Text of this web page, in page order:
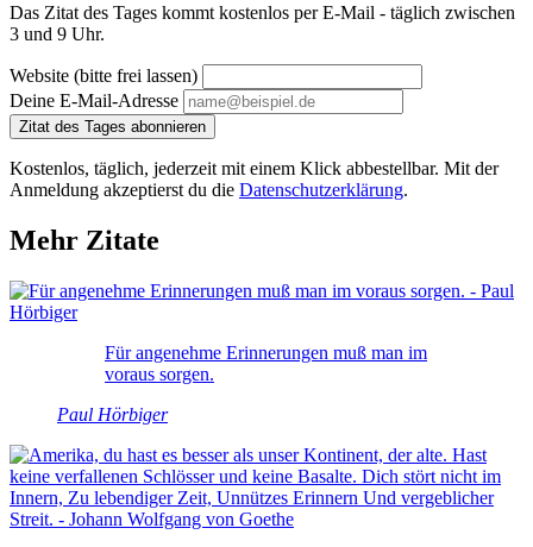
Das Zitat des Tages kommt kostenlos per E-Mail - täglich zwischen
3 und 9 Uhr.
Website (bitte frei lassen)
Deine E-Mail-Adresse
Zitat des Tages abonnieren
Kostenlos, täglich, jederzeit mit einem Klick abbestellbar. Mit der
Anmeldung akzeptierst du die Datenschutzerklärung.
Mehr Zitate
Für angenehme Erinnerungen muß man im
voraus sorgen.
Paul Hörbiger